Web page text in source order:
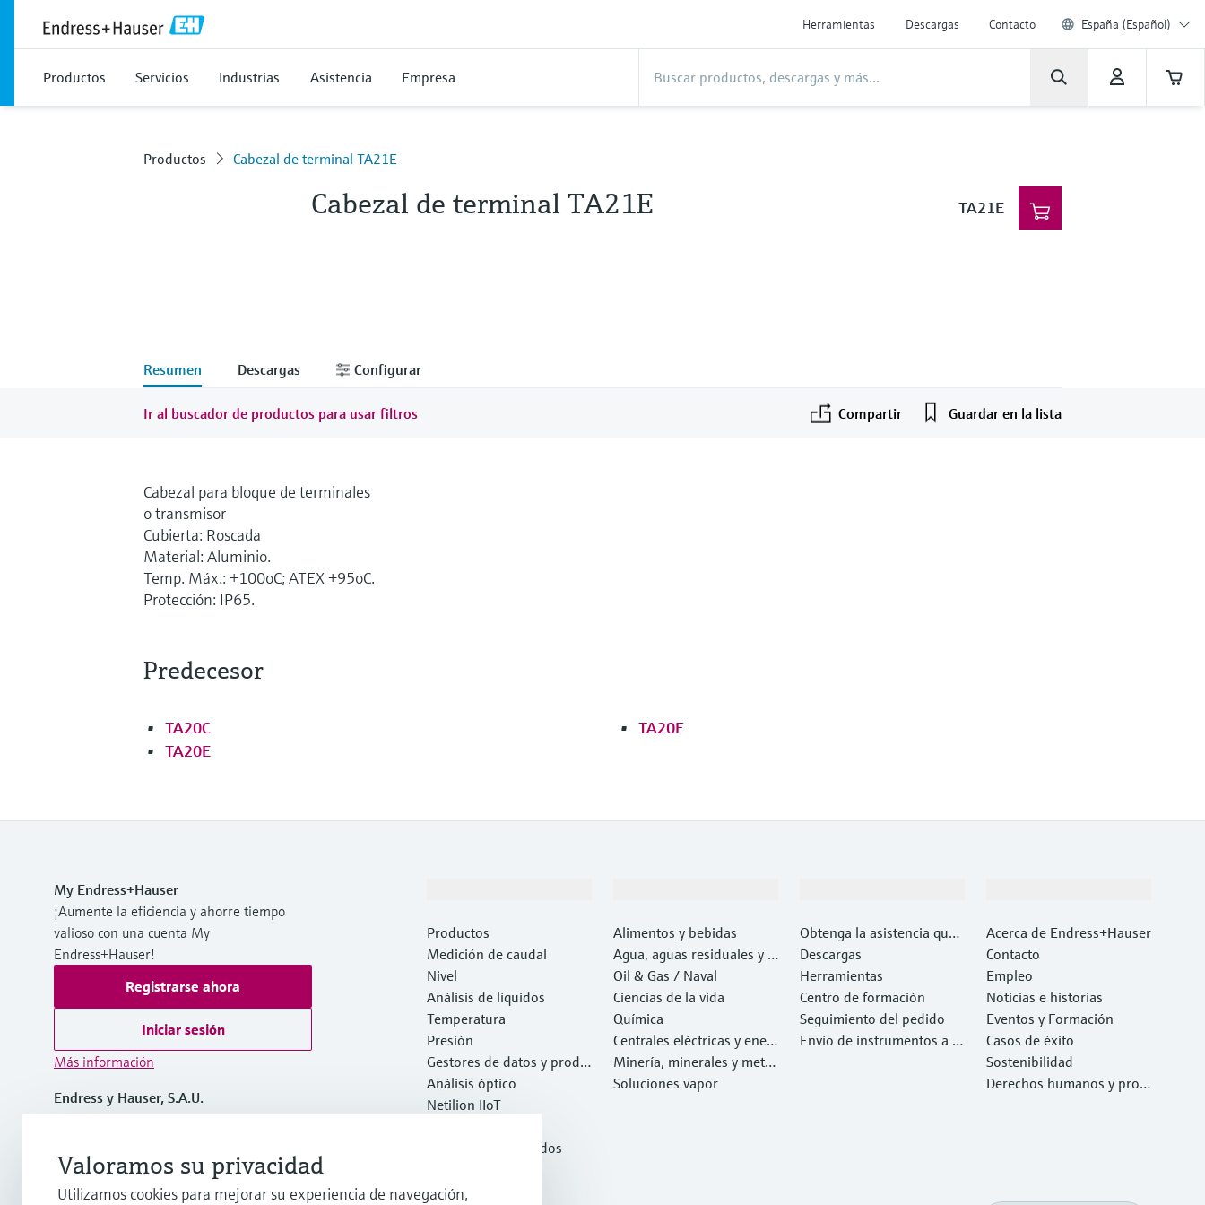
Herramientas Descargas Contacto España (Español)
Productos Servicios Industrias Asistencia Empresa
Productos Cabezal de terminal TA21E
Cabezal de terminal TA21E TA21E
Resumen Descargas Configurar
Ir al buscador de productos para usar filtros Compartir Guardar en la lista
Cabezal para bloque de terminales
o transmisor
Cubierta: Roscada
Material: Aluminio.
Temp. Máx.: +100oC; ATEX +95oC.
Protección: IP65.
Predecesor
TA20C
TA20E
TA20F
My Endress+Hauser
¡Aumente la eficiencia y ahorre tiempo
valioso con una cuenta My
Endress+Hauser!
Registrarse ahora
Iniciar sesión
Más información
Endress y Hauser, S.A.U.
España
+34 934 803 366
Productos
Medición de caudal
Nivel
Análisis de líquidos
Temperatura
Presión
Gestores de datos y produ
ctos de sistema
Análisis óptico
Netilion IIoT
Productos destacados
Servicios
Alimentos y bebidas
Agua, aguas residuales y r
esiduos
Oil & Gas / Naval
Ciencias de la vida
Química
Centrales eléctricas y ener
gía
Minería, minerales y metal
es
Soluciones vapor
Obtenga la asistencia que
necesita con rapidez
Descargas
Herramientas
Centro de formación
Seguimiento del pedido
Envío de instrumentos a c
Acerca de Endress+Hauser
Contacto
Empleo
Noticias e historias
Eventos y Formación
Casos de éxito
Sostenibilidad
Derechos humanos y prote
Valoramos su privacidad
Utilizamos cookies para mejorar su experiencia de navegación,